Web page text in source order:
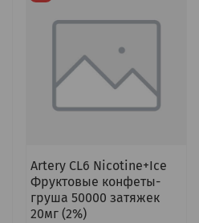
Artery CL6 Nicotine+Ice
Фруктовые конфеты-
груша 50000 затяжек
20мг (2%)